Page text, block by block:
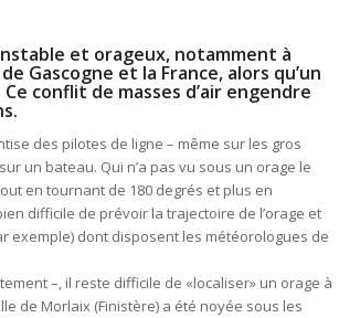
et orageux, notamment à
Gascogne et la France, alors qu’un
conflit de masses d’air engendre
des pilotes de ligne – même sur les gros
un bateau. Qui n’a pas vu sous un orage le
en tournant de 180 degrés et plus en
difficile de prévoir la trajectoire de l’orage et
exemple) dont disposent les météorologues de
–, il reste difficile de «localiser» un orage à
de Morlaix (Finistère) a été noyée sous les